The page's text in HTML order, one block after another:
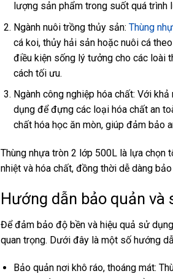
lượng sản phẩm trong suốt quá trình
Ngành nuôi trồng thủy sản: Thùng
cá koi, thủy hải sản hoặc nuôi cá
điều kiện sống lý tưởng cho các loài
cách tối ưu.
Ngành công nghiệp hóa chất: Với
dụng để đựng các loại hóa chất an
chất hóa học ăn mòn, giúp đảm bảo
Thùng nhựa tròn 2 lớp 500L là lựa chọn
nhiệt và hóa chất, đồng thời dễ dàng
Hướng dẫn bảo quản và
Để đảm bảo độ bền và hiệu quả sử
quan trọng. Dưới đây là một số hướng
Bảo quản nơi khô ráo, thoáng mát: